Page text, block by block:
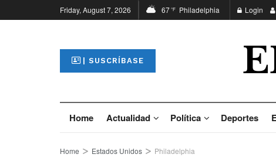
Friday, August 7, 2026 67°F Philadelphia Login
| SUSCRÍBASE
Home Actualidad Política Deportes
Home Estados Unidos Philadelphia